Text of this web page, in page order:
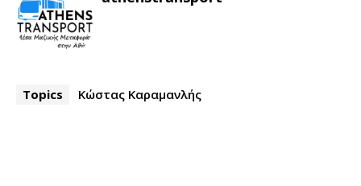
Topics Κώστας Καραμανλής